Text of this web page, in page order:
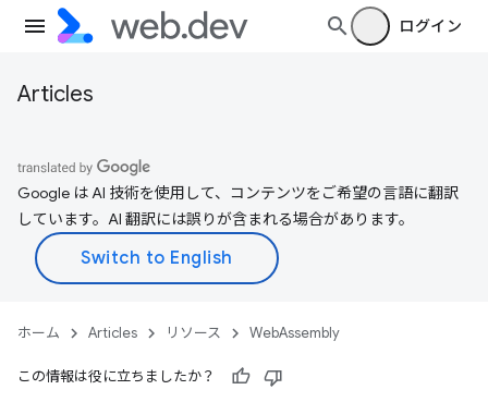
ログイン
Articles
Google は AI 技術を使用して、コンテンツをご希望の言語に翻訳
しています。AI 翻訳には誤りが含まれる場合があります。
ホーム Articles リソース WebAssembly
この情報は役に立ちましたか？